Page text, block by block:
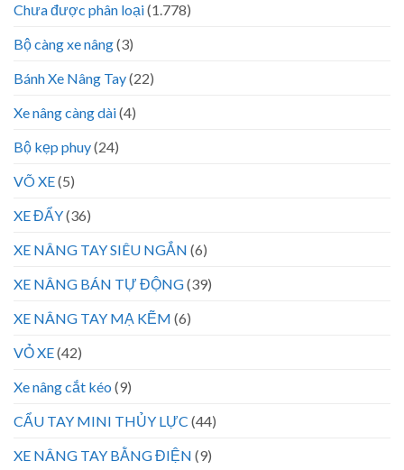
Chưa được phân loại(1.778)
Bộ càng xe nâng(3)
Bánh Xe Nâng Tay(22)
Xe nâng càng dài(4)
Bộ kẹp phuy(24)
VÕ XE(5)
XE ĐẨY(36)
XE NÂNG TAY SIÊU NGẮN (6)
XE NÂNG BÁN TỰ ĐỘNG(39)
XE NÂNG TAY MẠ KẼM (6)
VỎ XE(42)
Xe nâng cắt kéo (9)
CẨU TAY MINI THỦY LỰC (44)
XE NÂNG TAY BẰNG ĐIỆN (9)